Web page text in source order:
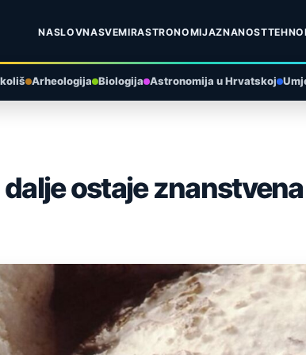
NASLOVNASVEMIRASTRONOMIJAZNANOST
Arheologija Biologija Astronomija u Hrvatskoj
ostaje